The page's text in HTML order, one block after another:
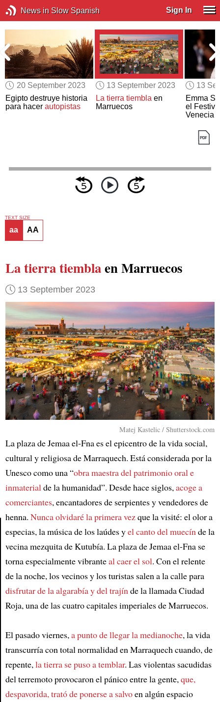
News in Slow Spanish Sign In
20 September 2023
Egipto destruye historia
para hacerautopistas
13 September 2023
La tierra tiemblaen
Marruecos
13
Emma
el
Venecia
Article
TEXT SIZE
aa AA
La tierra tiemblaen Marruecos
13 September 2023
Matej Kastelic / Shutterstock.com
La plaza de Jemaa el-Fna es el epicentro de la vida social,
cultural y religiosa de Marraquech. Está considerada por la
Unesco como una “obra maestra del patrimonio oral e
inmaterialde la humanidad”. Desde hace siglos,acoge a
comerciantes, encantadores de serpientes y vendedores de
henna. Nunca olvidaré la primera vezque la visité: el olor a
especias, la música de los laúdes yel canto del muecínde la
vecina mezquita de Kutubía. La plaza de Jemaa el-Fna se
torna especialmente vibranteal caer el sol. Con el relente
de la noche, los vecinos y los turistas salen a la calle para
disfrutar de la algarabía y del trajínde la llamada Ciudad
Roja, una de las cuatro capitales imperiales de Marruecos.
El pasado viernes,a punto de llegar la medianoche, la vida
transcurría con total normalidad en Marraquech cuando, de
repente,la tierra se puso a temblar. Las violentas sacudidas
del terremoto provocaron el pánico entre la gente,que,
despavorida, trató de ponerse a salvoen algún espacio